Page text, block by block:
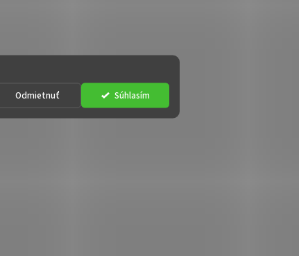
Odmietnuť Súhlasím